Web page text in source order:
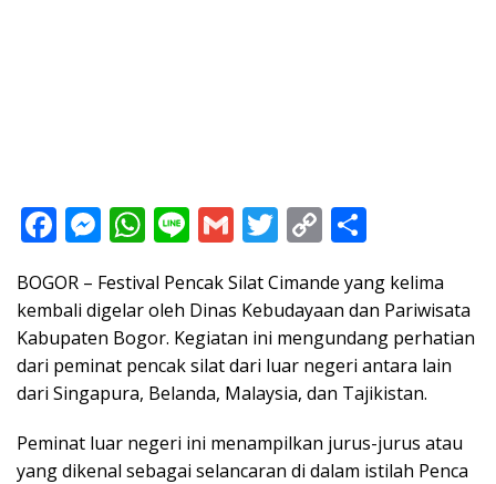
F
e
b
o
o
k
M
ss
e
n
g
er
W
at
s
A
p
p
Li
e
G
ai
l
T
itt
er
C
p
y
Li
n
k
ar
e
BOGOR – Festival Pencak Silat Cimande yang kelima
kembali digelar oleh Dinas Kebudayaan dan Pariwisata
Kabupaten Bogor. Kegiatan ini mengundang perhatian
dari peminat pencak silat dari luar negeri antara lain
dari Singapura, Belanda, Malaysia, dan Tajikistan.
Peminat luar negeri ini menampilkan jurus-jurus atau
yang dikenal sebagai selancaran di dalam istilah Penca